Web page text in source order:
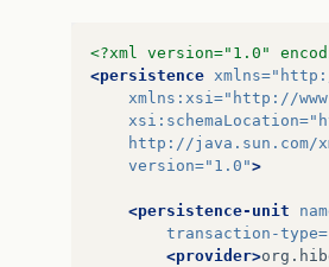
<?xml version="1.0"
<persistence xmlns=
xmlns:xsi="http://
xsi:schemaLocation=
http://java.sun.com/
version="1.0">
<persistence-unit
transaction-type=
<provider>